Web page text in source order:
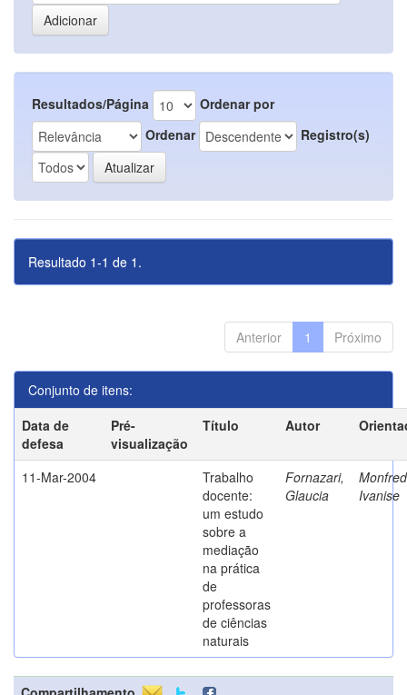
Resultados/Página
Ordenar por
Ordenar
Registro(s)
Resultado 1-1 de 1.
Anterior 1 Próximo
Conjunto de itens:
Data de
defesa
Pré-
visualização
Título Autor
11-Mar-2004
Trabalho
docente:
um estudo
sobre a
mediação
na prática
de
professoras
de ciências
naturais
Fornazari,
Glaucia
Ivanise